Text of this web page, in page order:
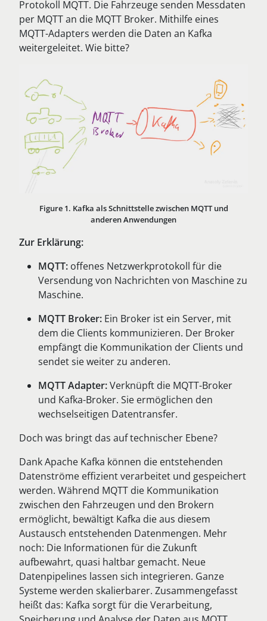
Protokoll MQTT. Die Fahrzeuge senden Messdaten
per MQTT an die MQTT Broker. Mithilfe eines
MQTT-Adapters werden die Daten an Kafka
weitergeleitet. Wie bitte?
Figure 1. Kafka als Schnittstelle zwischen MQTT und
anderen Anwendungen
Zur Erklärung:
MQTT: offenes Netzwerkprotokoll für die
Versendung von Nachrichten von Maschine zu
Maschine.
MQTT Broker: Ein Broker ist ein Server, mit
dem die Clients kommunizieren. Der Broker
empfängt die Kommunikation der Clients und
sendet sie weiter zu anderen.
MQTT Adapter:Verknüpft die MQTT-Broker
und Kafka-Broker. Sie ermöglichen den
wechselseitigen Datentransfer.
Doch was bringt das auf technischer Ebene?
Dank Apache Kafka können die entstehenden
Datenströme effizient verarbeitet und gespeichert
werden. Während MQTT die Kommunikation
zwischen den Fahrzeugen und den Brokern
ermöglicht, bewältigt Kafka die aus diesem
Austausch entstehenden Datenmengen. Mehr
noch: Die Informationen für die Zukunft
aufbewahrt, quasi haltbar gemacht. Neue
Datenpipelines lassen sich integrieren. Ganze
Systeme werden skalierbarer. Zusammengefasst
heißt das: Kafka sorgt für die Verarbeitung,